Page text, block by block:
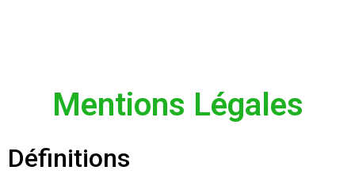
Mentions Légales
Définitions